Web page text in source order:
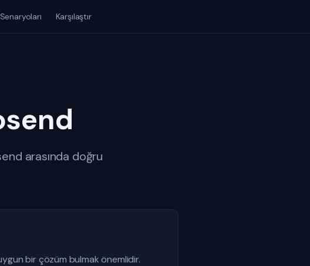
Karşılaştır
arasında doğru
bir çözüm bulmak önemlidir.